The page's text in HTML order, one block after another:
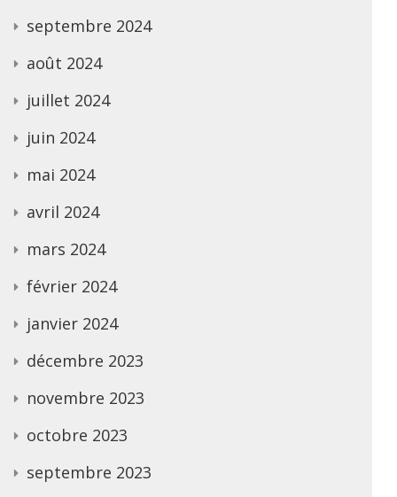
septembre 2024
août 2024
juillet 2024
juin 2024
mai 2024
avril 2024
mars 2024
février 2024
janvier 2024
décembre 2023
novembre 2023
octobre 2023
septembre 2023